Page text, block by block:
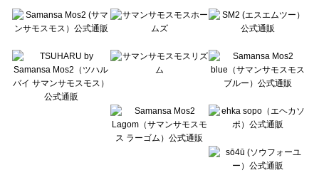
Te chichi（テチチ）の一覧
Te chichi CLASSIC（テチチ クラシック）の一覧
Lugnoncure（ルノンキュール）の一覧
BETTY'S BLUE（べティーズブルー）の一覧
Wpc.（ワールドパーティー）の一覧